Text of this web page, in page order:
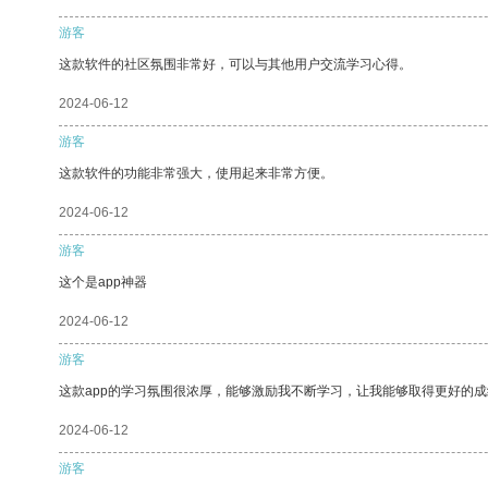
游客
这款软件的社区氛围非常好，可以与其他用户交流学习心得。
2024-06-12
游客
这款软件的功能非常强大，使用起来非常方便。
2024-06-12
游客
这个是app神器
2024-06-12
游客
这款app的学习氛围很浓厚，能够激励我不断学习，让我能够取得更好的
2024-06-12
游客